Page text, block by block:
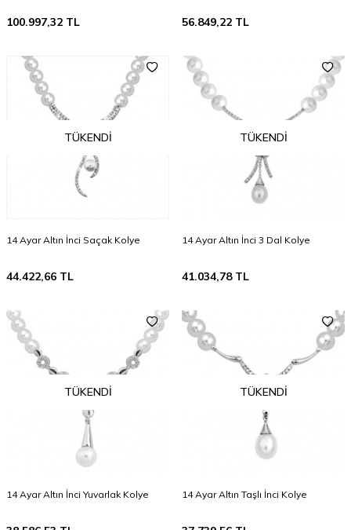
100.997,32 TL 56.849,22 TL
TÜKENDI
14 Ayar Altın İnci Saçak Kolye
44.422,66 TL
TÜKENDI
14 Ayar Altın İnci 3 Dal Kolye
41.034,78TL
TÜKENDI
14 Ayar Altın İnci Yuvarlak Kolye
TÜKENDI
14 Ayar Altın Taşlı İnci Kolye